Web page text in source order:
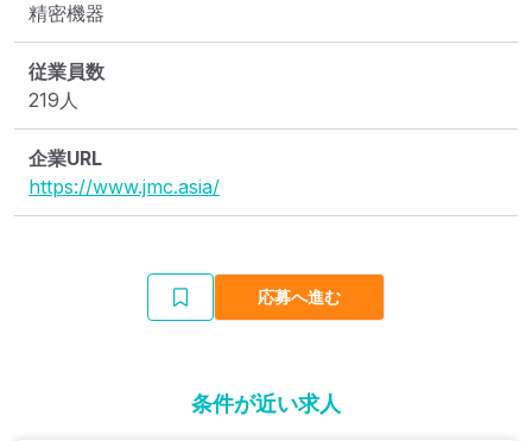
精密機器
従業員数
219人
企業URL
https://www.jmc.asia/
応募へ進む
条件が近い求人